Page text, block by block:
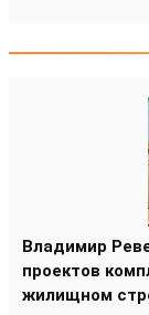
Владимир
проектов
жилищном